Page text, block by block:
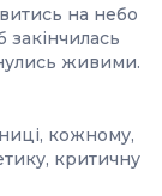
на небо
живими.
кожному,
критичну